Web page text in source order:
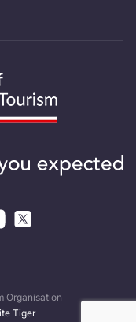
Organisation
Tiger